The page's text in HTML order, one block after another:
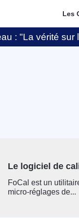
Les
: "La vérité sur
Le logiciel de
FoCal est un
micro-réglages de...